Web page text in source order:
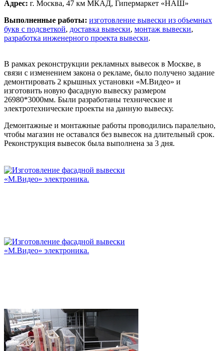
Адрес: г. Москва, 47 км МКАД, Гипермаркет «НАШ»
Выполненные работы: изготовление вывески из объемных
букв с подсветкой, доставка вывески, монтаж вывески,
разработка инженерного проекта вывески.
В рамках реконструкции рекламных вывесок в Москве, в
связи с изменением закона о рекламе, было получено задание
демонтировать 2 крышных установки «М.Видео» и
изготовить новую фасадную вывеску размером
26980*3000мм. Были разработаны технические и
электротехнические проекты на данную вывеску.
Демонтажные и монтажные работы проводились паралельно,
чтобы магазин не оставался без вывесок на длительный срок.
Реконструкция вывесок была выполнена за 3 дня.